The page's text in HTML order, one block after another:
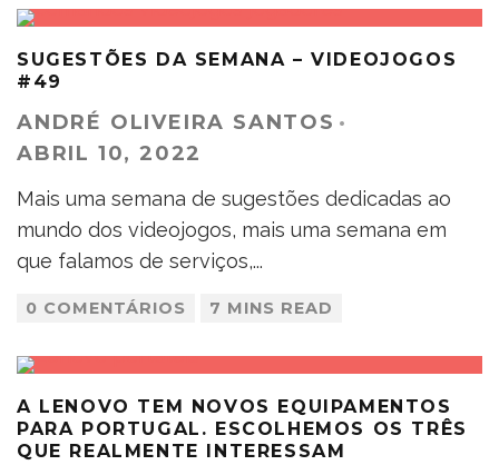
SUGESTÕES DA SEMANA – VIDEOJOGOS
#49
ANDRÉ OLIVEIRA SANTOS ·
ABRIL 10, 2022
Mais uma semana de sugestões dedicadas ao
mundo dos videojogos, mais uma semana em
que falamos de serviços,...
0 COMENTÁRIOS 7 MINS READ
A LENOVO TEM NOVOS EQUIPAMENTOS
PARA PORTUGAL. ESCOLHEMOS OS TRÊS
QUE REALMENTE INTERESSAM